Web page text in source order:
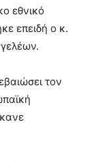
εθνικό
επειδή ο κ.
τον